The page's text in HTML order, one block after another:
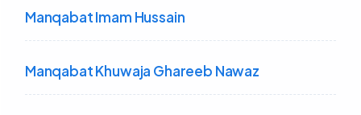
Manqabat Imam Hussain
Manqabat Khuwaja Ghareeb Nawaz